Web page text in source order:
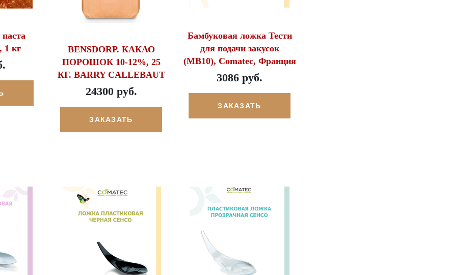
1 кг
BENSDORP. КАКАО
ПОРОШОК 10-12%, 25
КГ. BARRY CALLEBAUT
24300 руб.
ЗАКАЗАТЬ
Бамбуковая ложка Тести
для подачи закусок
(МВ10), Comatec, Франция
3086 руб.
ЗАКАЗАТЬ